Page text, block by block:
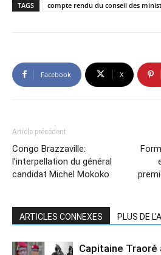
TAGS compte rendu du conseil des
Facebook X
Article précédent
Congo Brazzaville:
l’interpellation du général
candidat Michel Mokoko
ARTICLES CONNEXES PLUS DE
Capitaine Traoré